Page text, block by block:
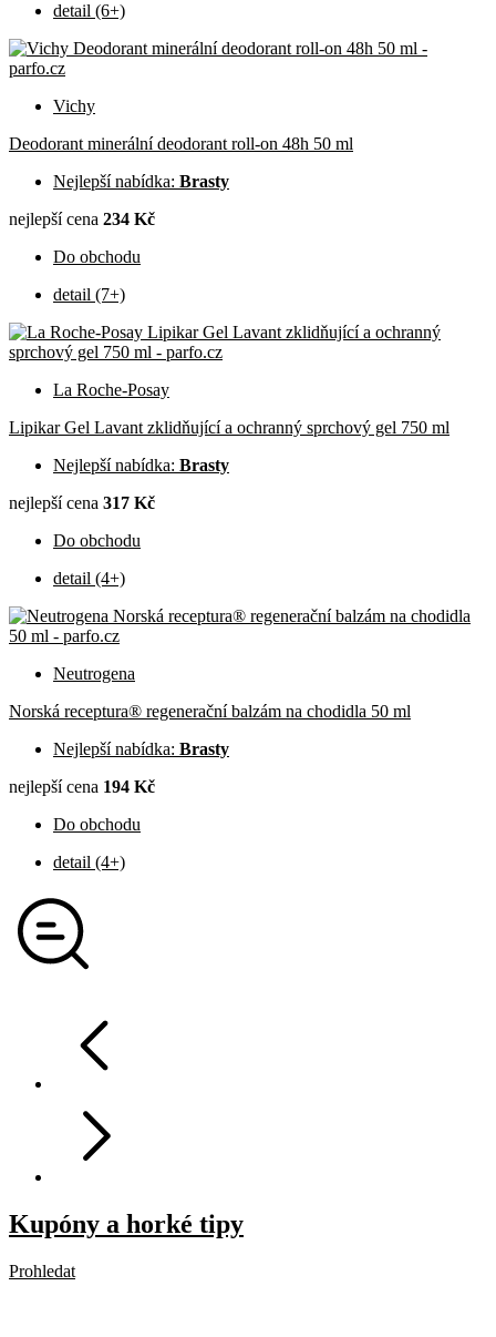
detail (6+)
Vichy
Deodorant minerální deodorant roll-on 48h 50 ml
Nejlepší nabídka: Brasty
nejlepší cena 234 Kč
Do obchodu
detail (7+)
La Roche-Posay
Lipikar Gel Lavant zklidňující a ochranný sprchový gel 750 ml
Nejlepší nabídka: Brasty
nejlepší cena 317 Kč
Do obchodu
detail (4+)
Neutrogena
Norská receptura® regenerační balzám na chodidla 50 ml
Nejlepší nabídka: Brasty
nejlepší cena 194 Kč
Do obchodu
detail (4+)
Kupóny a horké tipy
Prohledat